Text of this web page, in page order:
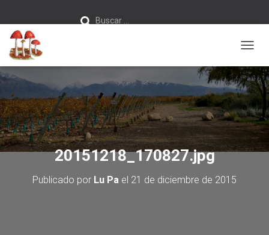
Buscar …
A
M
B
I
A
R
20151218_170827.jpg
Publicado por Lu Pa el 21 de diciembre de 2015